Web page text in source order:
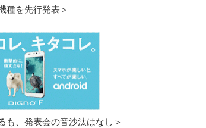
種を先行発表＞
も、発表会の音沙汰はなし＞